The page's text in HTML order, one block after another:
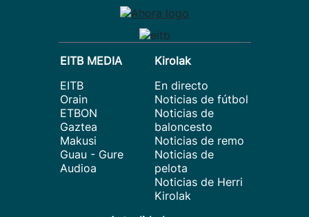
EITB MEDIA
EITB
Orain
ETBON
Gaztea
Makusi
Guau - Gure
Audioa
Kirolak
En directo
Noticias de fútbol
Noticias de
baloncesto
Noticias de remo
Noticias de
pelota
Noticias de Herri
Kirolak